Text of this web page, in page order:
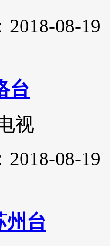
2018-08-19
台
视
2018-08-19
州台